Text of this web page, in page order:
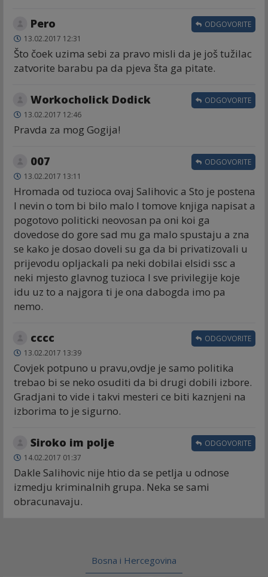
Pero
13.02.2017 12:31
Što čoek uzima sebi za pravo misli da je još tužilac
zatvorite barabu pa da pjeva šta ga pitate.
ODGOVORITE
Workocholick Dodick
13.02.2017 12:46
Pravda za mog Gogija!
ODGOVORITE
007
13.02.2017 13:11
Hromada od tuzioca ovaj Salihovic a Sto je postena
I nevin o tom bi bilo malo I tomove knjiga napisat a
pogotovo politicki neovosan pa oni koi ga
dovedose do gore sad mu ga malo spustaju a zna
se kako je dosao doveli su ga da bi privatizovali u
prijevodu opljackali pa neki dobilai elsidi ssc a
neki mjesto glavnog tuzioca I sve privilegije koje
idu uz to a najgora ti je ona dabogda imo pa
nemo.
ODGOVORITE
cccc
13.02.2017 13:39
Covjek potpuno u pravu,ovdje je samo politika
trebao bi se neko osuditi da bi drugi dobili izbore.
Gradjani to vide i takvi mesteri ce biti kaznjeni na
izborima to je sigurno.
ODGOVORITE
Siroko im polje
14.02.2017 01:37
Dakle Salihovic nije htio da se petlja u odnose
izmedju kriminalnih grupa. Neka se sami
obracunavaju.
ODGOVORITE
Bosna i Hercegovina